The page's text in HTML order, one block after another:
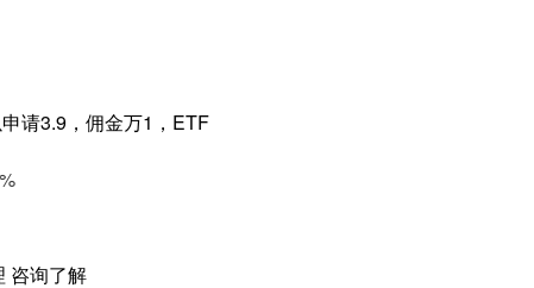
请3.9，佣金万1，ETF
咨询了解